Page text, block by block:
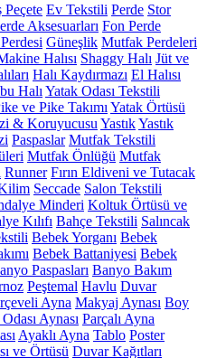
Peçete Ev Tekstili Perde Stor
Aksesuarları Fon Perde
Güneşlik Mutfak Perdeleri
Halısı Shaggy Halı Jüt ve
Halı Kaydırmazı El Halısı
Halı Yatak Odası Tekstili
ve Pike Takımı Yatak Örtüsü
& Koruyucusu YastıkYastık
Paspaslar Mutfak Tekstili
Mutfak Önlüğü Mutfak
Runner Fırın Eldiveni ve Tutacak
Seccade Salon Tekstili
Minderi Koltuk Örtüsü ve
Kılıfı Bahçe Tekstili Salıncak
Bebek Yorganı Bebek
Bebek Battaniyesi Bebek
Paspasları Banyo Bakım
Peştemal Havlu Duvar
Ayna Makyaj Aynası Boy
Aynası Parçalı Ayna
Ayaklı Ayna Tablo Poster
ve Örtüsü Duvar Kağıtları